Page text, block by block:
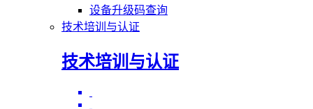
设备升级码查询
技术培训与认证
技术培训与认证